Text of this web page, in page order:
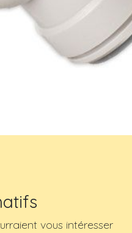
vous intéresser